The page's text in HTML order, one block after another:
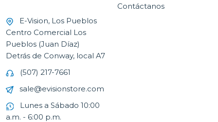
E-Vision, Los Pueblos
Centro Comercial Los
Pueblos (Juan Díaz)
Detrás de Conway, local A7
(507) 217-7661
sale@evisionstore.com
Lunes a Sábado 10:00
a.m. - 6:00 p.m.
Contáctanos